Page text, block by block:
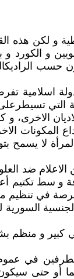
و لكن هذه
و
اسلامية
التي
لا
الاعلام
و سط تكتيم
في
كبير و منظم
في
حتى